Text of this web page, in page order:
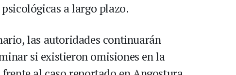
a largo plazo.
las autoridades continuarán
si existieron omisiones en la